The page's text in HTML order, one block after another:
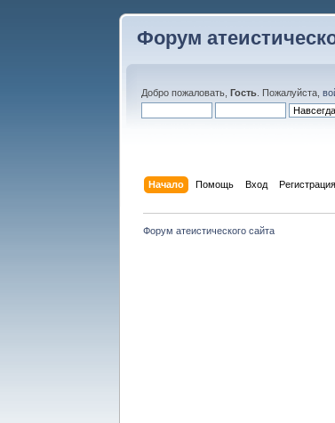
Форум
Добро пожаловать,Гость . Пожалуйста,
Начало Помощь Вход Регистрация
Форум атеистического сайта